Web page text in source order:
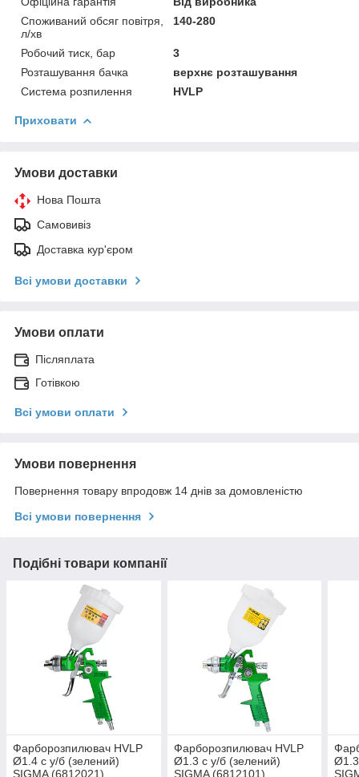
Споживаний обсяг повітря,
л/хв
140-280
Робочий тиск, бар
3
Розташування бачка
верхнє розташування
Система розпилення
HVLP
Приховати
Умови доставки
Нова Пошта
Самовивіз
Доставка кур'єром
Всі умови доставки
Умови оплати
Післяплата
Готівкою
Всі умови оплати
Умови повернення
Повернення товару впродовж 14 днів за домовленістю
Всі умови повернення
Подібні товари компанії
Фарборозпилювач HVLP
Ø1.4 с у/б (зелений)
SIGMA (6812021)
Фарборозпилювач HVLP
Ø1.3 с у/б (зелений)
SIGMA (6812101)